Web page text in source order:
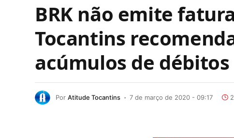
BRK não emite
Tocantins
acúmulos de débitos
Por Atitude Tocantins 7 de março de 2020 - 09:17